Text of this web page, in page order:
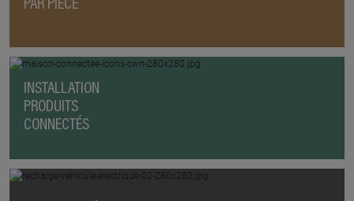
PAR PIÈCE
INSTALLATION
PRODUITS
CONNECTÉS